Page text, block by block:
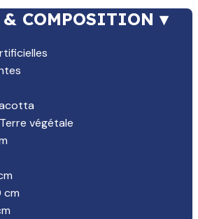
COMPOSITION ▾
Terre végétale
cm